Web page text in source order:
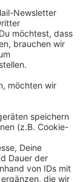
vor Ort
zur
werden,
Gäste den